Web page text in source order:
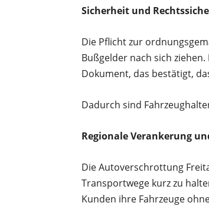
Sicherheit und
Die Pflicht zur
Bußgelder nach sich
Dokument, das bestätigt,
Dadurch sind
Regionale Verankerung
Die Autoverschrottung
Transportwege kurz zu
Kunden ihre Fahrzeuge